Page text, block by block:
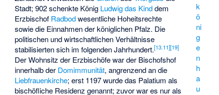
k
ö
ni
g
e
n
h
a
u
Stadt; 902 schenkte König Ludwig das Kinddem
Erzbischof Radbodwesentliche Hoheitsrechte
sowie die Einnahmen der königlichen Pfalz. Die
politischen und wirtschaftlichen Verhältnisse
stabilisierten sich im folgenden Jahrhundert.[13.11][19]
Der Wohnsitz der Erzbischöfe war der Bischofshof
innerhalb der Domimmunität, angrenzend an die
Liebfrauenkirche; erst 1197 wurde das Palatium als
bischöfliche Residenz genannt; zuvor war es nur als